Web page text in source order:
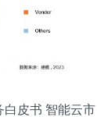
皮书 智能云市